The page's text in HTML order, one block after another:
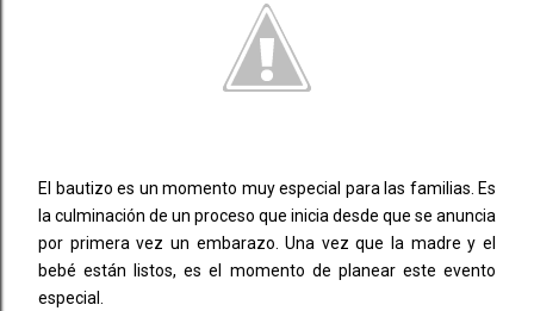
El bautizo es un momento muy especial para las familias. Es
la culminación de un proceso que inicia desde que se anuncia
por primera vez un embarazo. Una vez que la madre y el
bebé están listos, es el momento de planear este evento
especial.